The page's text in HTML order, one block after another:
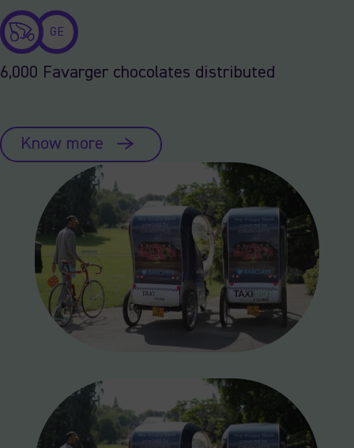
GE
6,000 Favarger chocolates distributed
Know more